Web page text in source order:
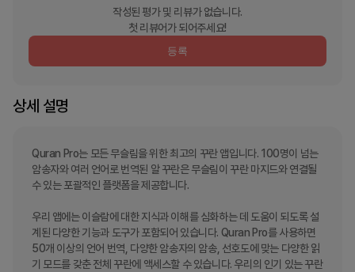
작성된 평가 및 리뷰가 없습니다.
첫 리뷰어가 되어주세요!
등록
상세 설명
Quran Pro는 모든 무슬림을 위한 최고의 꾸란 앱입니다. 100명이 넘는
암송자와 여러 언어로 번역된 알 꾸란은 무슬림이 꾸란 마지드와 연결될
수 있는 포괄적인 플랫폼을 제공합니다.
우리 앱에는 이슬람에 대한 지식과 이해를 심화하는 데 도움이 되도록 설
계된 다양한 기능과 도구가 포함되어 있습니다. Quran Pro를 사용하면
50개 이상의 언어 번역, 다양한 암송자의 암송, 선호도에 맞는 다양한 읽
기 모드를 갖춘 전체 꾸란에 액세스할 수 있습니다. 우리의 인기 있는 꾸란